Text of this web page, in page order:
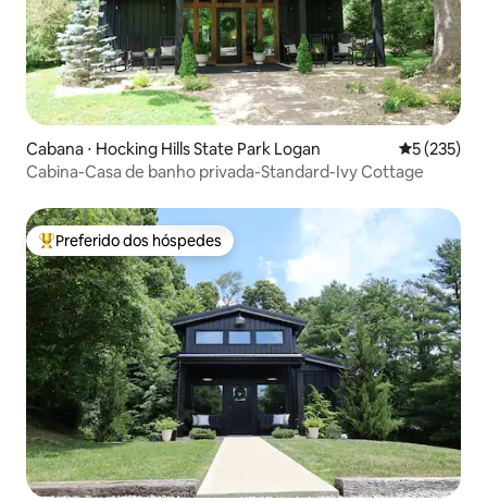
Cabana ⋅ Hocking Hills State Park Logan 5 de uma
5 (235)
Cabina-Casa de banho privada-Standard-Ivy Cottage
Entre os melhores preferidos dos hóspedes
Preferido dos hóspedes